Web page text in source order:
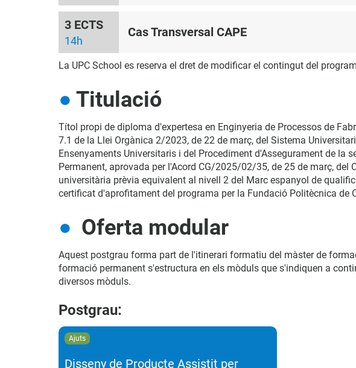
3 ECTS
14h
Cas Transversal CAPE
La UPC School es reserva el dret de modificar el contingut del
Titulació
Títol propi de diploma d'expertesa en Enginyeria de Processos de
7.1 de la Llei Orgànica 2/2023, de 22 de març, del Sistema
Ensenyaments Universitaris i del Procediment d'Assegurament de
Permanent, aprovada per l'Acord CG/2025/02/35, de 25 de març, del
universitària prèvia equivalent al nivell 2 del Marc espanyol de
certificat d'aprofitament del programa per la Fundació Politècnica de
Oferta modular
Aquest postgrau forma part de l'itinerari formatiu del màster de
formació permanent s'estructura en els mòduls que s'indiquen a
diversos mòduls.
Postgrau:
ajuts
Disseny de Producte Assistit per